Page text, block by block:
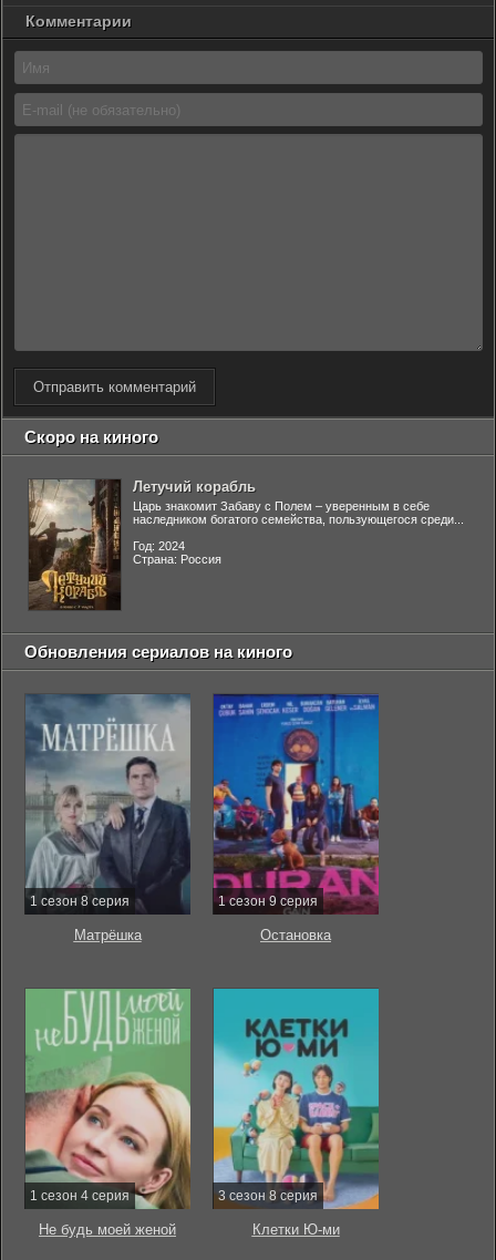
Комментарии
Отправить комментарий
Скоро на киного
Летучий корабль
Царь знакомит Забаву с Полем – уверенным в себе
наследником богатого семейства, пользующегося среди...
Год: 2024
Страна: Россия
Обновления сериалов на киного
1 сезон 8 серия
Матрёшка
1 сезон 9 серия
Остановка
1 сезон 4 серия
Не будь моей женой
3 сезон 8 серия
Клетки Ю-ми